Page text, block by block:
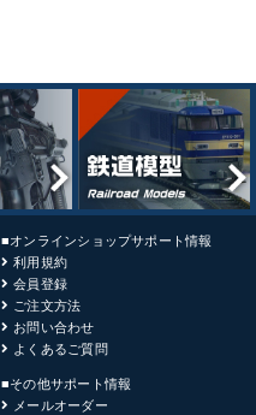
■オンラインショップサポート情報
利用規約
会員登録
ご注文方法
お問い合わせ
よくあるご質問
■その他サポート情報
メールオーダー